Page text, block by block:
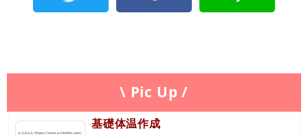
\ Pic Up /
基礎体温作成